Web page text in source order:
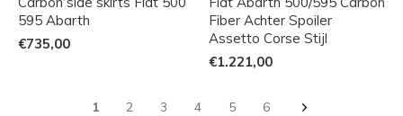
595 Abarth
€735,00
Fiber Achter Spoiler
Assetto Corse Stijl
€1.221,00
1 2 3 4 5 6